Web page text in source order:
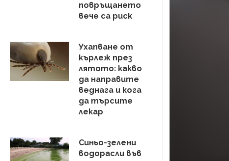
повръщането
вече са риск
Ухапване от
кърлеж през
лятото: какво
да направите
веднага и кога
да търсите
лекар
Синьо-зелени
водорасли във